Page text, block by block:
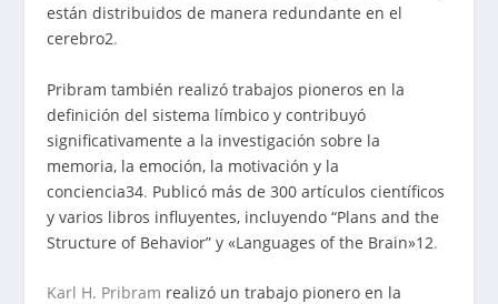
están distribuidos de manera redundante en el
cerebro2.
Pribram también realizó trabajos pioneros en la
definición del sistema límbico y contribuyó
significativamente a la investigación sobre la
memoria, la emoción, la motivación y la
conciencia34. Publicó más de 300 artículos científicos
y varios libros influyentes, incluyendo “Plans and the
Structure of Behavior” y «Languages of the Brain»1 2.
Karl H. Pribram realizó un trabajo pionero en la